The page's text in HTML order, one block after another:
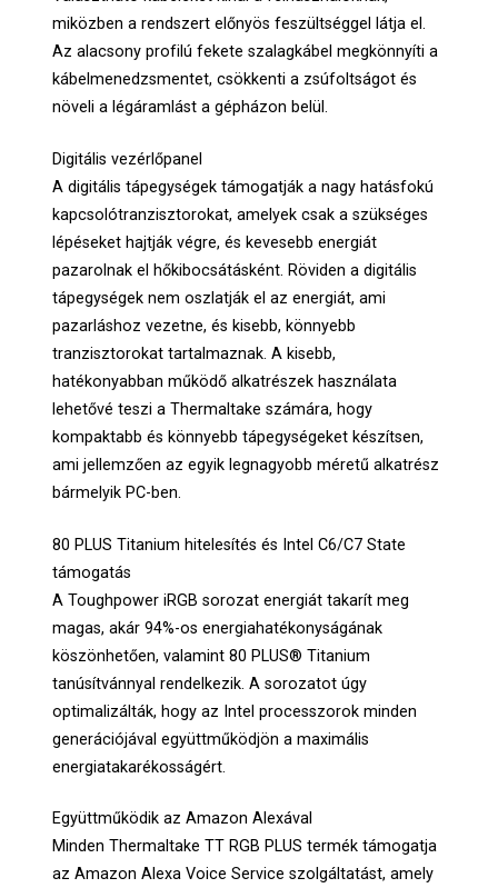
miközben a rendszert előnyös feszültséggel látja el.
Az alacsony profilú fekete szalagkábel megkönnyíti a
kábelmenedzsmentet, csökkenti a zsúfoltságot és
növeli a légáramlást a gépházon belül.
Digitális vezérlőpanel
A digitális tápegységek támogatják a nagy hatásfokú
kapcsolótranzisztorokat, amelyek csak a szükséges
lépéseket hajtják végre, és kevesebb energiát
pazarolnak el hőkibocsátásként. Röviden a digitális
tápegységek nem oszlatják el az energiát, ami
pazarláshoz vezetne, és kisebb, könnyebb
tranzisztorokat tartalmaznak. A kisebb,
hatékonyabban működő alkatrészek használata
lehetővé teszi a Thermaltake számára, hogy
kompaktabb és könnyebb tápegységeket készítsen,
ami jellemzően az egyik legnagyobb méretű alkatrész
bármelyik PC-ben.
80 PLUS Titanium hitelesítés és Intel C6/C7 State
támogatás
A Toughpower iRGB sorozat energiát takarít meg
magas, akár 94%-os energiahatékonyságának
köszönhetően, valamint 80 PLUS® Titanium
tanúsítvánnyal rendelkezik. A sorozatot úgy
optimalizálták, hogy az Intel processzorok minden
generációjával együttműködjön a maximális
energiatakarékosságért.
Együttműködik az Amazon Alexával
Minden Thermaltake TT RGB PLUS termék támogatja
az Amazon Alexa Voice Service szolgáltatást, amely